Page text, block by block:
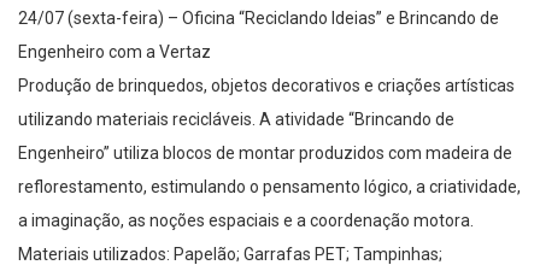
24/07 (sexta-feira) – Oficina “Reciclando Ideias” e Brincando de
Engenheiro com a Vertaz
Produção de brinquedos, objetos decorativos e criações artísticas
utilizando materiais recicláveis. A atividade “Brincando de
Engenheiro” utiliza blocos de montar produzidos com madeira de
reflorestamento, estimulando o pensamento lógico, a criatividade,
a imaginação, as noções espaciais e a coordenação motora.
Materiais utilizados: Papelão; Garrafas PET; Tampinhas;